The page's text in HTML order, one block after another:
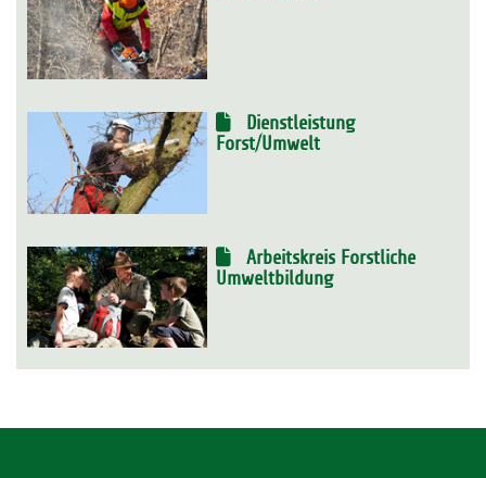
Dienstleistung
Forst/Umwelt
Arbeitskreis Forstliche
Umweltbildung